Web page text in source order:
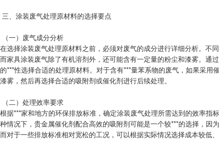
三、涂装废气处理原材料的选择要点
（一）废气成分分析
在选择涂装废气处理原材料之前，必须对废气的成分进行详细分析。不
而家具涂装废气除了有机溶剂外，还可能含有一定量的粉尘和漆雾。通
的***性选择合适的处理原材料。对于含有***量苯系物的废气，如果采
漆雾，然后再选择合适的吸附剂或催化剂进行后续处理。
（二）处理效率要求
根据***家和地方的环保排放标准，确定涂装废气处理所需达到的效率
种情况下，贵金属催化剂配合高效的吸附剂可能是一个较***的选择，
而对于一些排放标准相对宽松的工况，可以根据实际情况选择成本较低